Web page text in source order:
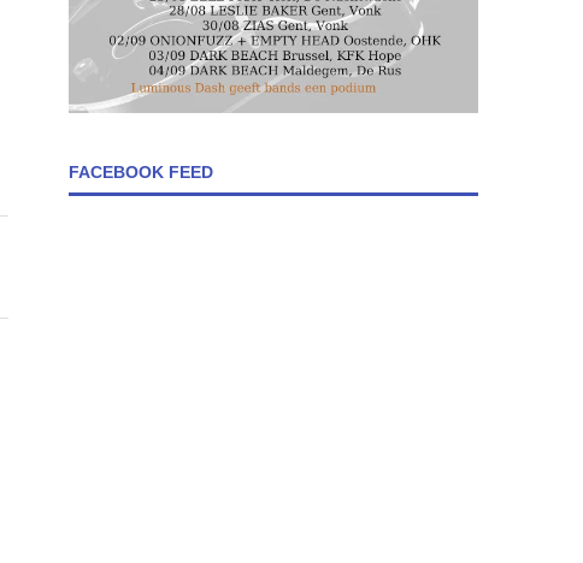
FACEBOOK FEED